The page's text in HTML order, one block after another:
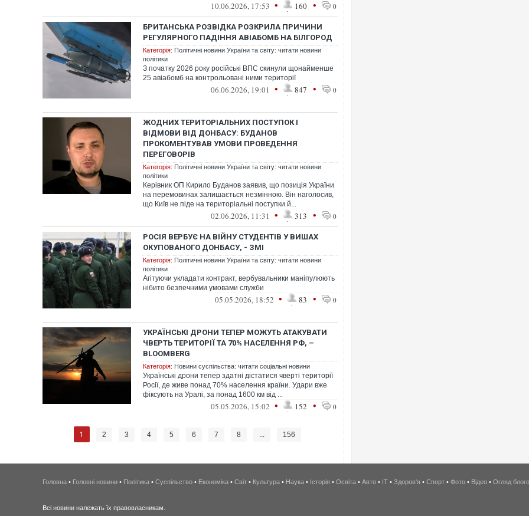
10.06.2026, 17:53 • 160 • 0
БРИТАНСЬКА РОЗВІДКА РОЗКРИЛА ПРИЧИНИ
РЕГУЛЯРНОГО ПАДІННЯ АВІАБОМБ НА БІЛГОРОД
Категорія: Політичні новини України та світу: читати новини
політики
З початку 2026 року російські ВПС скинули щонайменше
25 авіабомб на контрольовані ними території
06.06.2026, 19:01 • 847 • 0
ЖОДНИХ ТЕРИТОРІАЛЬНИХ ПОСТУПОК І
ВІДМОВИ ВІД ДОНБАСУ: БУДАНОВ
ПРОКОМЕНТУВАВ УМОВИ ПРОВЕДЕННЯ
ПЕРЕГОВОРІВ
Категорія: Політичні новини України та світу: читати новини
політики
Керівник ОП Кирило Буданов заявив, що позиція України
на перемовинах залишається незмінною. Він наголосив,
що Київ не піде на територіальні поступки й...
02.06.2026, 11:31 • 313 • 0
РОСІЯ ВЕРБУЄ НА ВІЙНУ СТУДЕНТІВ У ВИШАХ
ОКУПОВАНОГО ДОНБАСУ, - ЗМІ
Категорія: Політичні новини України та світу: читати новини
політики
Агітуючи укладати контракт, вербувальники маніпулюють
нібито безпечними умовами служби
05.05.2026, 18:52 • 83 • 0
УКРАЇНСЬКІ ДРОНИ ТЕПЕР МОЖУТЬ АТАКУВАТИ
ЧВЕРТЬ ТЕРИТОРІЇ ТА 70% НАСЕЛЕННЯ РФ, –
BLOOMBERG
Категорія: Новини суспільства: читати соціальні новини
Українські дрони тепер здатні дістатися чверті території
Росії, де живе понад 70% населення країни. Удари вже
фіксують на Уралі, за понад 1600 км від ...
05.05.2026, 15:02 • 152 • 0
1 2 3 4 5 6 7 8 ... 156
Головна • Головні новини • Політика • Суспільство • Економіка • Світ • Культура • Наука • Історія • Освіта • Авто • IT • Здоров'я • Спорт • Фото • Відео • Огляд
Всі новини належать їх правовласникам.